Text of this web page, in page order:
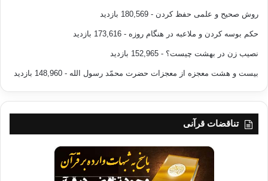
روش صحیح و علمی حفظ کردن - 180,569 بازدید
حکم بوسه کردن و ملاعبه در هنگام روزه - 173,616 بازدید
نصیب زن در بهشت چیست؟ - 152,965 بازدید
بیست و هشت معجزه از معجزات حضرت محمّد رسول الله - 148,960 بازدید
تناقضات قرآنی